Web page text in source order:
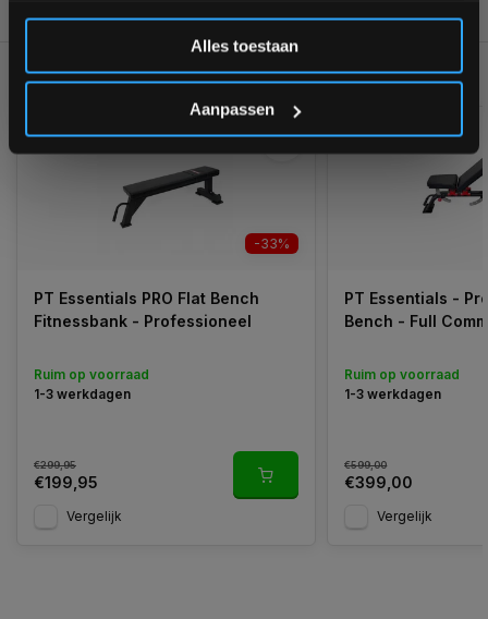
Alles toestaan
Aanpassen
REVIEWS
GERELATEERDE PRODUCTEN
-33%
PT Essentials PRO Flat Bench
Fitnessbank - Professioneel
Ruim op voorraad
1-3 werkdagen
€299,95
€199,95
Vergelijk
PT Essentials -
Bench - Full
Ruim op voorraad
1-3 werkdagen
€599,00
€399,00
Vergelijk
Inschrijven
*Verzendkosten vallen buiten de korting